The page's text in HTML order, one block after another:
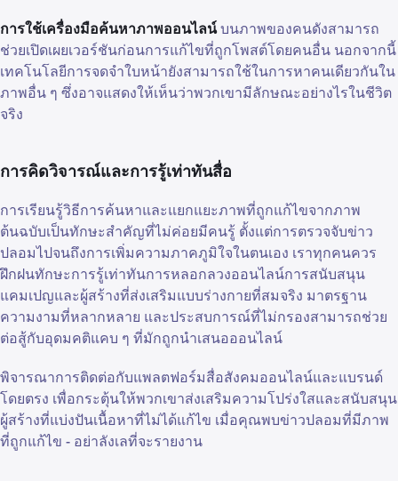
การใช้เครื่องมือค้นหาภาพออนไลน์บนภาพของคนดังสามารถ
ช่วยเปิดเผยเวอร์ชันก่อนการแก้ไขที่ถูกโพสต์โดยคนอื่น นอกจากนี้
เทคโนโลยีการจดจำใบหน้ายังสามารถใช้ในการหาคนเดียวกันใน
ภาพอื่น ๆ ซึ่งอาจแสดงให้เห็นว่าพวกเขามีลักษณะอย่างไรในชีวิต
จริง
การคิดวิจารณ์และการรู้เท่าทันสื่อ
การเรียนรู้วิธีการค้นหาและแยกแยะภาพที่ถูกแก้ไขจากภาพ
ต้นฉบับเป็นทักษะสำคัญที่ไม่ค่อยมีคนรู้ ตั้งแต่การตรวจจับข่าว
ปลอมไปจนถึงการเพิ่มความภาคภูมิใจในตนเอง เราทุกคนควร
ฝึกฝนทักษะการรู้เท่าทันการหลอกลวงออนไลน์การสนับสนุน
แคมเปญและผู้สร้างที่ส่งเสริมแบบร่างกายที่สมจริง มาตรฐาน
ความงามที่หลากหลาย และประสบการณ์ที่ไม่กรองสามารถช่วย
ต่อสู้กับอุดมคติแคบ ๆ ที่มักถูกนำเสนอออนไลน์
พิจารณาการติดต่อกับแพลตฟอร์มสื่อสังคมออนไลน์และแบรนด์
โดยตรง เพื่อกระตุ้นให้พวกเขาส่งเสริมความโปร่งใสและสนับสนุน
ผู้สร้างที่แบ่งปันเนื้อหาที่ไม่ได้แก้ไข เมื่อคุณพบข่าวปลอมที่มีภาพ
ที่ถูกแก้ไข - อย่าลังเลที่จะรายงาน